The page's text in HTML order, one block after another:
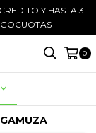
Y HASTA 3
0